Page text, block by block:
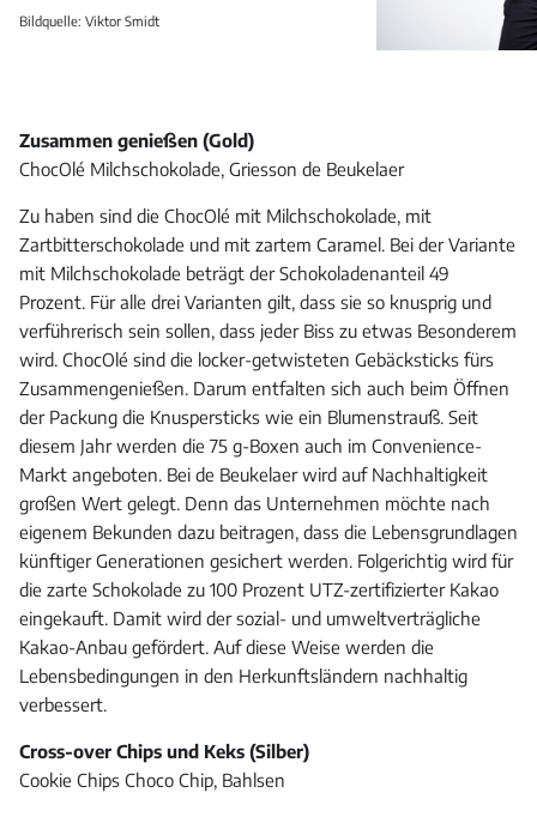
Bildquelle: Viktor Smidt
Zusammen genießen (Gold)
ChocOlé Milchschokolade, Griesson de Beukelaer
Zu haben sind die ChocOlé mit Milchschokolade, mit
Zartbitterschokolade und mit zartem Caramel. Bei der Variante
mit Milchschokolade beträgt der Schokoladenanteil 49
Prozent. Für alle drei Varianten gilt, dass sie so knusprig und
verführerisch sein sollen, dass jeder Biss zu etwas Besonderem
wird. ChocOlé sind die locker-getwisteten Gebäcksticks fürs
Zusammengenießen. Darum entfalten sich auch beim Öffnen
der Packung die Knuspersticks wie ein Blumenstrauß. Seit
diesem Jahr werden die 75 g-Boxen auch im Convenience-
Markt angeboten. Bei de Beukelaer wird auf Nachhaltigkeit
großen Wert gelegt. Denn das Unternehmen möchte nach
eigenem Bekunden dazu beitragen, dass die Lebensgrundlagen
künftiger Generationen gesichert werden. Folgerichtig wird für
die zarte Schokolade zu 100 Prozent UTZ-zertifizierter Kakao
eingekauft. Damit wird der sozial- und umweltverträgliche
Kakao-Anbau gefördert. Auf diese Weise werden die
Lebensbedingungen in den Herkunftsländern nachhaltig
verbessert.
Cross-over Chips und Keks (Silber)
Cookie Chips Choco Chip, Bahlsen